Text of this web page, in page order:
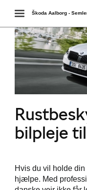
Toggle
navigation
Škoda Aalborg -
bilpleje
Hvis du vil holde
hjælpe. Med